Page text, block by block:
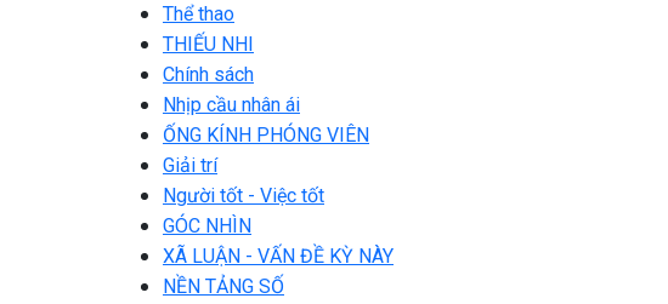
Thể thao
THIẾU NHI
Chính sách
Nhịp cầu nhân ái
ỐNG KÍNH PHÓNG VIÊN
Giải trí
Người tốt - Việc tốt
GÓC NHÌN
XÃ LUẬN - VẤN ĐỀ KỲ NÀY
NỀN TẢNG SỐ